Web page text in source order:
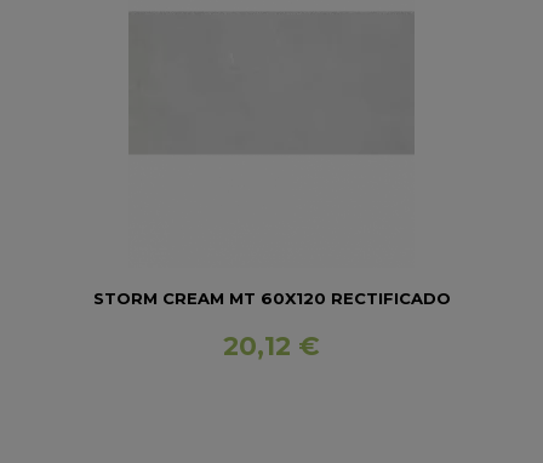
STORM CREAM MT 60X120 RECTIFICADO
20,12 €